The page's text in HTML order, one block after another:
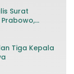
Surat
Tiga Kepala